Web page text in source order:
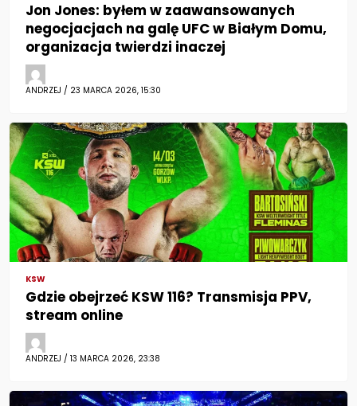
Jon Jones: byłem w zaawansowanych
negocjacjach na galę UFC w Białym Domu,
organizacja twierdzi inaczej
ANDRZEJ / 23 MARCA 2026, 15:30
KSW
Gdzie obejrzeć KSW 116? Transmisja PPV,
stream online
ANDRZEJ / 13 MARCA 2026, 23:38